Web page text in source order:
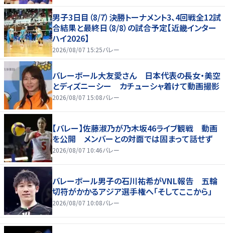
男子3日目（8/7）決勝トーナメント3、4回戦全12試
合結果と最終日（8/8）の試合予定【近畿インター
ハイ2026】
2026/08/07 15:25バレー
バレーボール大友愛さん 日本代表の長女・美空
とディズニーシー カチューシャ着けて動画撮影
2026/08/07 15:08バレー
【バレー】佐藤淑乃が乃木坂46ライブ観戦 動画
を公開 メンバーとの対面では固まって話せず
2026/08/07 10:46バレー
バレーボール男子の石川祐希がVNL報告 五輪
切符がかかるアジア選手権へ「そしてここから」
2026/08/07 10:08バレー